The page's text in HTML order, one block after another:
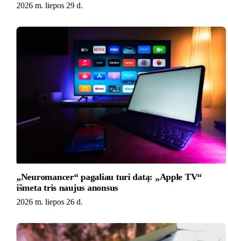
2026 m. liepos 29 d.
„Neuromancer“ pagaliau turi datą: „Apple TV“
išmeta tris naujus anonsus
2026 m. liepos 26 d.